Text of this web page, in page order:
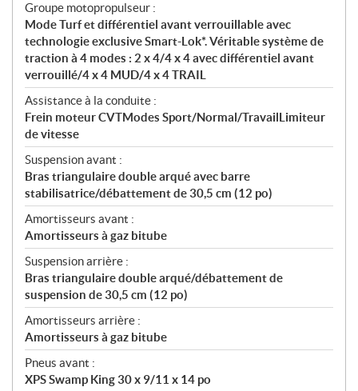
Groupe motopropulseur :
Mode Turf et différentiel avant verrouillable avec
technologie exclusive Smart-Lok*. Véritable système de
traction à 4 modes : 2 x 4/4 x 4 avec différentiel avant
verrouillé/4 x 4 MUD/4 x 4 TRAIL
Assistance à la conduite :
Frein moteur CVTModes Sport/Normal/TravailLimiteur
de vitesse
Suspension avant :
Bras triangulaire double arqué avec barre
stabilisatrice/débattement de 30,5 cm (12 po)
Amortisseurs avant :
Amortisseurs à gaz bitube
Suspension arrière :
Bras triangulaire double arqué/débattement de
suspension de 30,5 cm (12 po)
Amortisseurs arrière :
Amortisseurs à gaz bitube
Pneus avant :
XPS Swamp King 30 x 9/11 x 14 po